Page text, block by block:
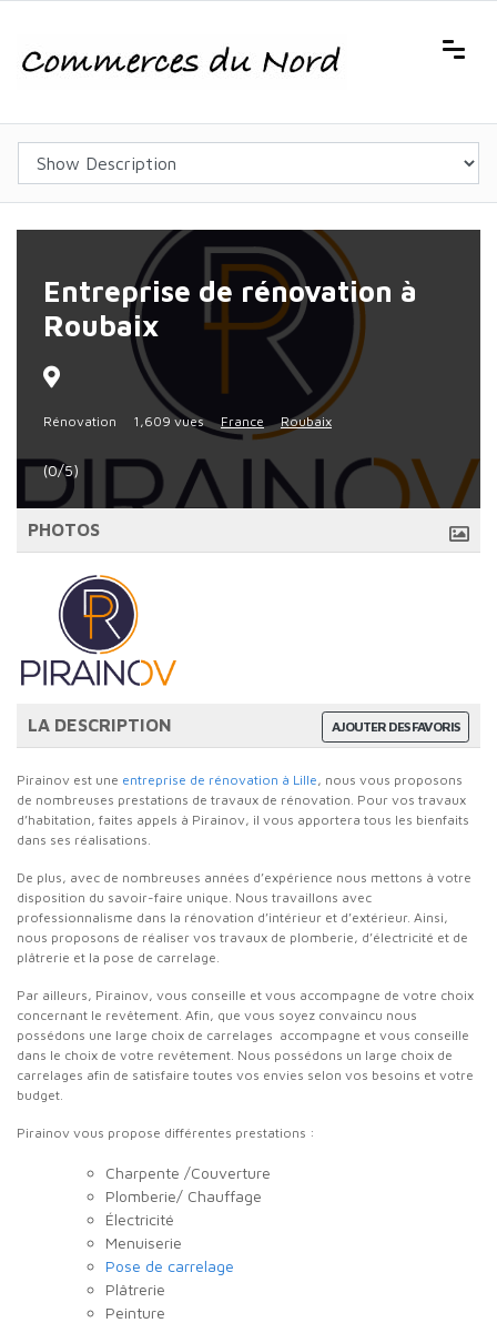
Entreprise de rénovation à
Roubaix
Rénovation 1,609 vues France Roubaix
(0/5)
PHOTOS
AJOUTER DES FAVORIS
LA DESCRIPTION
Pirainov est une entreprise de rénovation à Lille, nous vous proposons
de nombreuses prestations de travaux de rénovation. Pour vos travaux
d’habitation, faites appels à Pirainov, il vous apportera tous les bienfaits
dans ses réalisations.
De plus, avec de nombreuses années d’expérience nous mettons à votre
disposition du savoir-faire unique. Nous travaillons avec
professionnalisme dans la rénovation d’intérieur et d’extérieur. Ainsi,
nous proposons de réaliser vos travaux de plomberie, d’électricité et de
plâtrerie et la pose de carrelage.
Par ailleurs, Pirainov, vous conseille et vous accompagne de votre choix
concernant le revêtement. Afin, que vous soyez convaincu nous
possédons une large choix de carrelages accompagne et vous conseille
dans le choix de votre revêtement. Nous possédons un large choix de
carrelages afin de satisfaire toutes vos envies selon vos besoins et votre
budget.
Pirainov vous propose différentes prestations :
Charpente /Couverture
Plomberie/ Chauffage
Électricité
Menuiserie
Pose de carrelage
Plâtrerie
Peinture